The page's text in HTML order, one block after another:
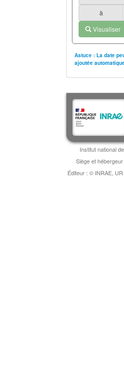
à
Visualiser
Astuce : La date
ajoutée
Institut national
Siège et hébergeur
Éditeur : © INRAE,